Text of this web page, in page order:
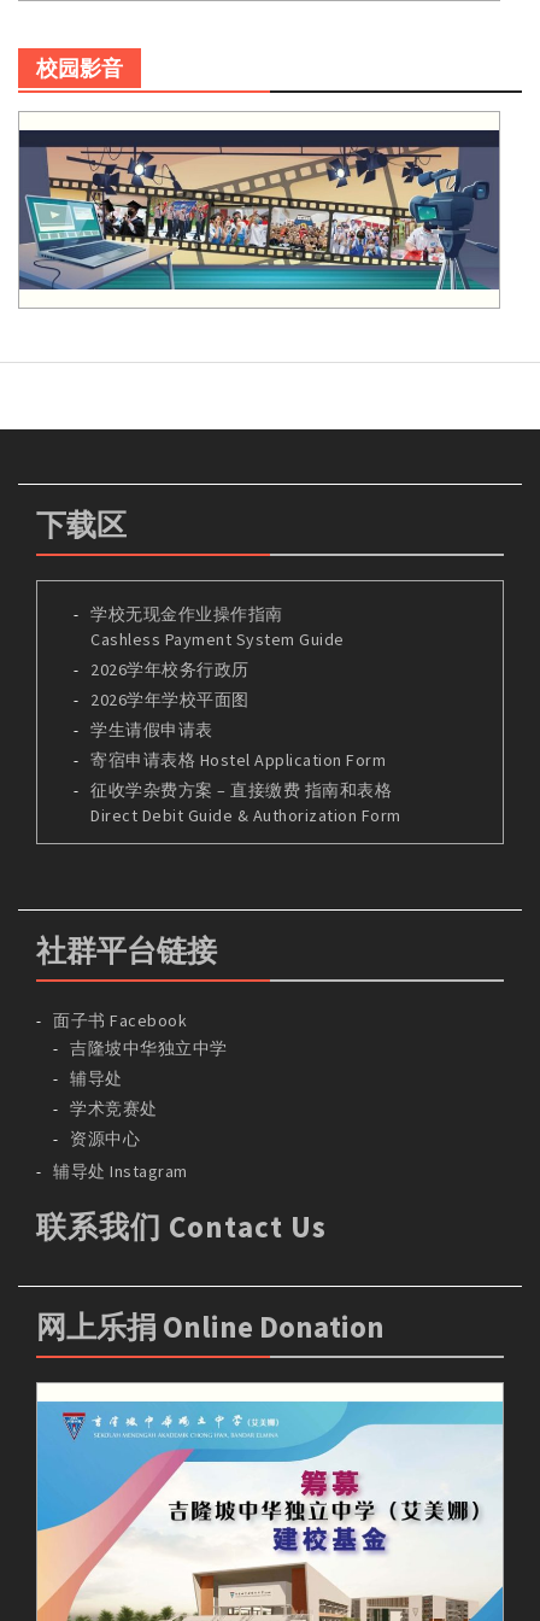
校园影音
下载区
学校无现金作业操作指南
Cashless Payment System Guide
2026学年校务行政历
2026学年学校平面图
学生请假申请表
寄宿申请表格 Hostel Application Form
征收学杂费方案 – 直接缴费 指南和表格
Direct Debit Guide & Authorization Form
社群平台链接
面子书 Facebook
吉隆坡中华独立中学
辅导处
学术竞赛处
资源中心
辅导处 Instagram
联系我们 Contact Us
网上乐捐 Online Donation